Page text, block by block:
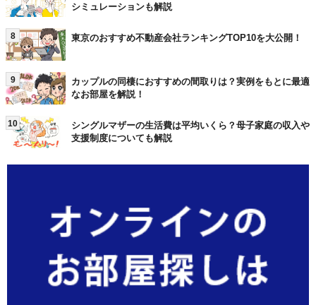
シミュレーションも解説
8 東京のおすすめ不動産会社ランキングTOP10を大公開！
9
カップルの同棲におすすめの間取りは？実例をもとに最適
なお部屋を解説！
10
シングルマザーの生活費は平均いくら？母子家庭の収入や
支援制度についても解説